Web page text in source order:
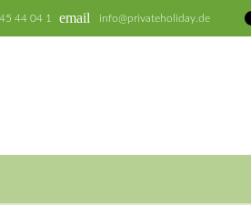
email info@privateholiday.de
44 04 1